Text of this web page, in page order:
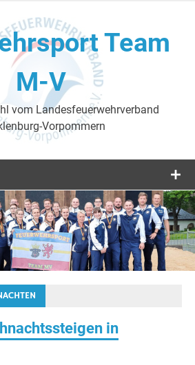
Team
M-V
vom Landesfeuerwehrverband
Vorpommern
in